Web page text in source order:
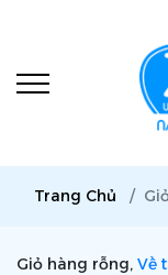
Trang Chủ
Giỏ hàng rỗng, Về